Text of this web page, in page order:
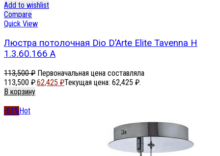
Add to wishlist
Compare
Quick View
Люстра потолочная Dio D’Arte Elite Tavenna H
1.3.60.166 A
113,500₽ Первоначальная цена составляла
113,500 ₽.62,425 ₽Текущая цена: 62,425 ₽.
В корзину
-61%Hot